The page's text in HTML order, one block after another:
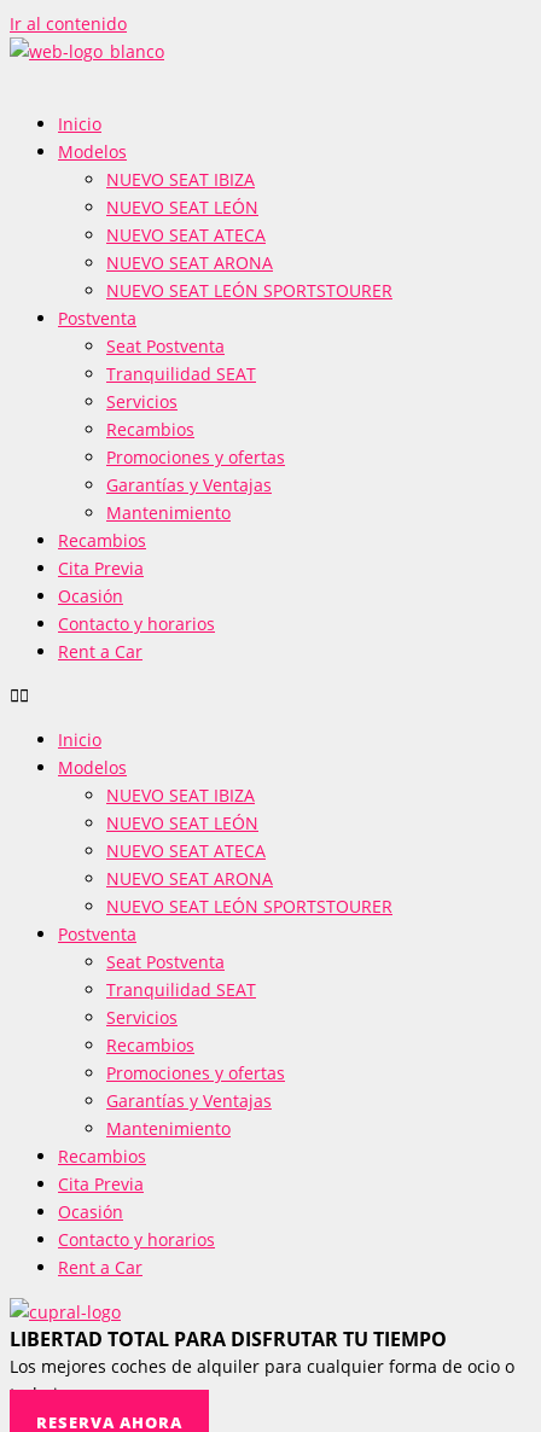
Ir al contenido
Inicio
Modelos
NUEVO SEAT IBIZA
NUEVO SEAT LEÓN
NUEVO SEAT ATECA
NUEVO SEAT ARONA
NUEVO SEAT LEÓN SPORTSTOURER
Postventa
Seat Postventa
Tranquilidad SEAT
Servicios
Recambios
Promociones y ofertas
Garantías y Ventajas
Mantenimiento
Recambios
Cita Previa
Ocasión
Contacto y horarios
Rent a Car
Inicio
Modelos
NUEVO SEAT IBIZA
NUEVO SEAT LEÓN
NUEVO SEAT ATECA
NUEVO SEAT ARONA
NUEVO SEAT LEÓN SPORTSTOURER
Postventa
Seat Postventa
Tranquilidad SEAT
Servicios
Recambios
Promociones y ofertas
Garantías y Ventajas
Mantenimiento
Recambios
Cita Previa
Ocasión
Contacto y horarios
Rent a Car
LIBERTAD TOTAL PARA DISFRUTAR TU TIEMPO
Los mejores coches de alquiler para cualquier forma de ocio o
trabajo
RESERVA AHORA